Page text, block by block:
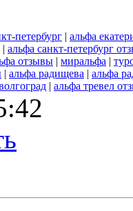
петербург | альфа
| альфа санкт-петербург
отзывы | миральфа |
| альфа радищева | альфа
| альфа тревел